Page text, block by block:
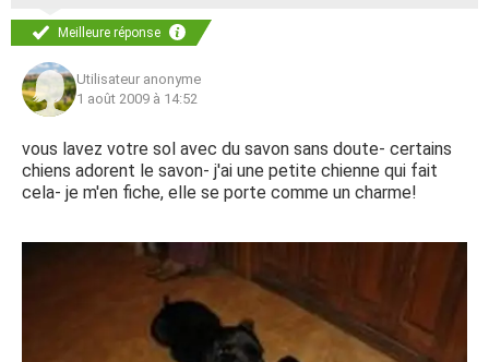
Meilleure réponse
Utilisateur anonyme
1 août 2009 à 14:52
vous lavez votre sol avec du savon sans doute- certains
chiens adorent le savon- j'ai une petite chienne qui fait
cela- je m'en fiche, elle se porte comme un charme!